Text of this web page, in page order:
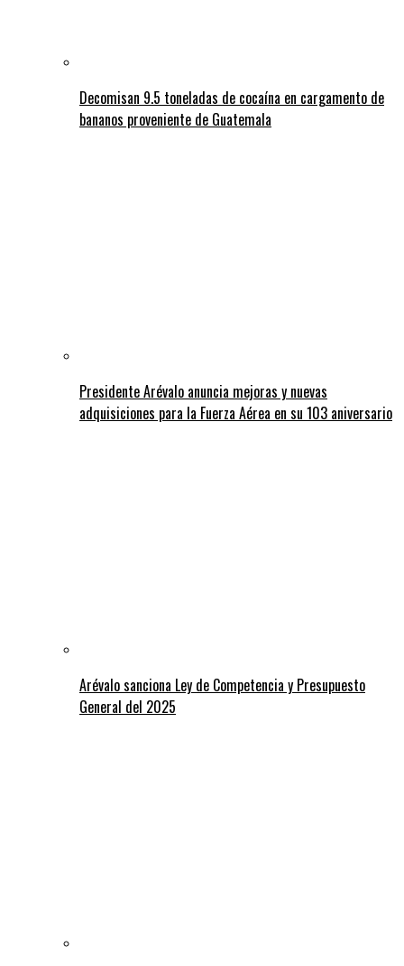
Decomisan 9.5 toneladas de cocaína en cargamento de
bananos proveniente de Guatemala
Presidente Arévalo anuncia mejoras y nuevas
adquisiciones para la Fuerza Aérea en su 103 aniversario
Arévalo sanciona Ley de Competencia y Presupuesto
General del 2025